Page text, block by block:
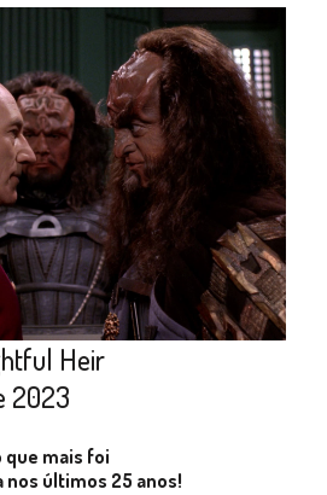
Heir
2023
que mais foi
nos últimos 25 anos!